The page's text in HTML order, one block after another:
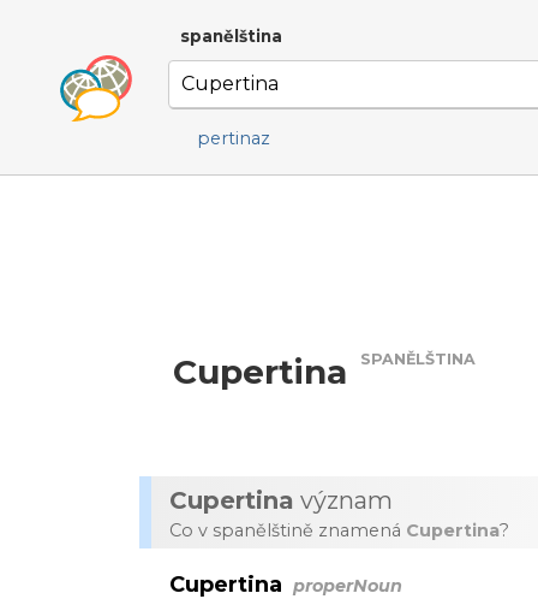
spanělština
pertinaz
Cupertina SPANĚLŠTINA
Cupertina význam
Co v spanělštině znamená Cupertina?
Cupertina properNoun